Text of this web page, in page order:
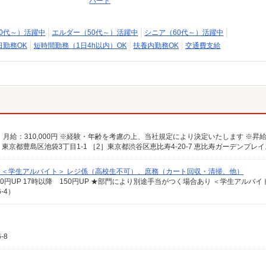
代～）活躍中 エルダー（50代～）活躍中
シニア（60代～）活躍中
勤務OK 短時間勤務（1日4h以内）OK 扶養内勤務OK 交通費支給
学生アルバイト＞ レジ係（高校生不可）、庶務（カート回収・清掃、他）
）
8